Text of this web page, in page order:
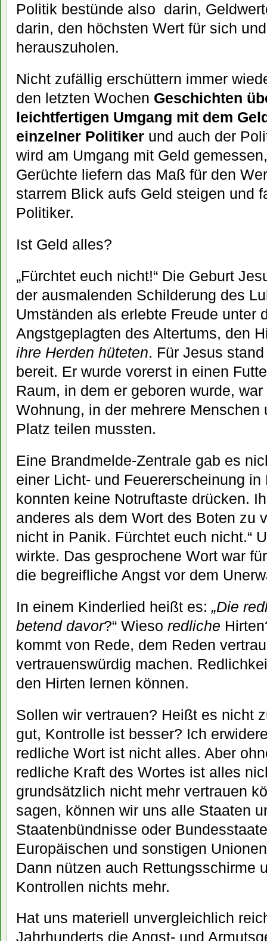
Politik bestünde also darin,
darin, den höchsten Wert für sich
herauszuholen.
Nicht zufällig erschüttern immer
den letzten Wochen Geschichten
leichtfertigen Umgang mit dem
einzelner Politiker und auch der
wird am Umgang mit Geld
Gerüchte liefern das Maß für den
starrem Blick aufs Geld steigen und
Politiker.
Ist Geld alles?
„Fürchtet euch nicht!“ Die Geburt
der ausmalenden Schilderung des
Umständen als erlebte Freude unter
Angstgeplagten des Altertums, den
ihre Herden hüteten. Für Jesus
bereit. Er wurde vorerst in einen
Raum, in dem er geboren wurde,
Wohnung, in der mehrere Menschen
Platz teilen mussten.
Eine Brandmelde-Zentrale gab es
einer Licht- und Feuererscheinung
konnten keine Notruftaste drücken.
anderes als dem Wort des Boten zu
nicht in Panik. Fürchtet euch nicht.“
wirkte. Das gesprochene Wort war
die begreifliche Angst vor dem
In einem Kinderlied heißt es: „Die
betend davor?“ Wieso redliche
kommt von Rede, dem Reden
vertrauenswürdig machen.
den Hirten lernen können.
Sollen wir vertrauen? Heißt es nicht
gut, Kontrolle ist besser? Ich
redliche Wort ist nicht alles. Aber
redliche Kraft des Wortes ist alles
grundsätzlich nicht mehr vertrauen
sagen, können wir uns alle Staaten
Staatenbündnisse oder
Europäischen und sonstigen
Dann nützen auch Rettungsschirme
Kontrollen nichts mehr.
Hat uns materiell unvergleichlich
Jahrhunderts die Angst- und